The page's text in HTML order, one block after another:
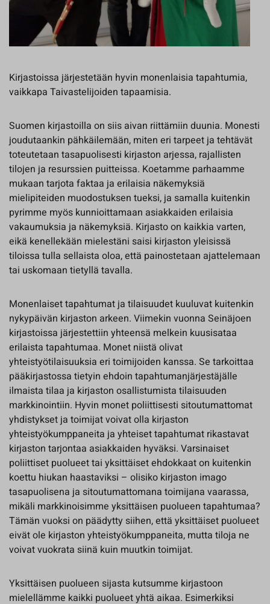
Kirjastoissa järjestetään hyvin monenlaisia tapahtumia,
vaikkapa Taivastelijoiden tapaamisia.
Suomen kirjastoilla on siis aivan riittämiin duunia. Monesti
joudutaankin pähkäilemään, miten eri tarpeet ja tehtävät
toteutetaan tasapuolisesti kirjaston arjessa, rajallisten
tilojen ja resurssien puitteissa. Koetamme parhaamme
mukaan tarjota faktaa ja erilaisia näkemyksiä
mielipiteiden muodostuksen tueksi, ja samalla kuitenkin
pyrimme myös kunnioittamaan asiakkaiden erilaisia
vakaumuksia ja näkemyksiä. Kirjasto on kaikkia varten,
eikä kenellekään mielestäni saisi kirjaston yleisissä
tiloissa tulla sellaista oloa, että painostetaan ajattelemaan
tai uskomaan tietyllä tavalla.
Monenlaiset tapahtumat ja tilaisuudet kuuluvat kuitenkin
nykypäivän kirjaston arkeen. Viimekin vuonna Seinäjoen
kirjastoissa järjestettiin yhteensä melkein kuusisataa
erilaista tapahtumaa. Monet niistä olivat
yhteistyötilaisuuksia eri toimijoiden kanssa. Se tarkoittaa
pääkirjastossa tietyin ehdoin tapahtumanjärjestäjälle
ilmaista tilaa ja kirjaston osallistumista tilaisuuden
markkinointiin. Hyvin monet poliittisesti sitoutumattomat
yhdistykset ja toimijat voivat olla kirjaston
yhteistyökumppaneita ja yhteiset tapahtumat rikastavat
kirjaston tarjontaa asiakkaiden hyväksi. Varsinaiset
poliittiset puolueet tai yksittäiset ehdokkaat on kuitenkin
koettu hiukan haastaviksi – olisiko kirjaston imago
tasapuolisena ja sitoutumattomana toimijana vaarassa,
mikäli markkinoisimme yksittäisen puolueen tapahtumaa?
Tämän vuoksi on päädytty siihen, että yksittäiset puolueet
eivät ole kirjaston yhteistyökumppaneita, mutta tiloja ne
voivat vuokrata siinä kuin muutkin toimijat.
Yksittäisen puolueen sijasta kutsumme kirjastoon
mielellämme kaikki puolueet yhtä aikaa. Esimerkiksi